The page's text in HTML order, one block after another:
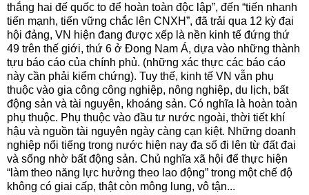
thắng hai đế quốc to để hoàn toàn độc lập”, đến “tiến nhanh
tiến mạnh, tiến vững chắc lên CNXH”, đã trải qua 12 kỳ đại
hội đảng, VN hiện đang được xếp là nền kinh tế đứng thứ
49 trên thế giới, thứ 6 ở Đong Nam Á, dựa vào những thành
tựu báo cáo của chính phủ. (những xác thực các báo cáo
này cần phải kiểm chứng). Tuy thế, kinh tế VN vẫn phụ
thuộc vào gia công công nghiệp, nông nghiệp, du lịch, bất
động sản và tài nguyên, khoáng sản. Có nghĩa là hoàn toàn
phụ thuộc. Phụ thuộc vào đầu tư nước ngoài, thời tiết khí
hậu và nguồn tài nguyên ngày càng cạn kiệt. Những doanh
nghiệp nổi tiếng trong nước hiện nay đa số đi lên từ đất đai
và sống nhờ bất động sản. Chủ nghĩa xã hội để thực hiện
“làm theo năng lực hưởng theo lao động” trong một chế độ
không có giai cấp, thật còn mông lung, vô tận...